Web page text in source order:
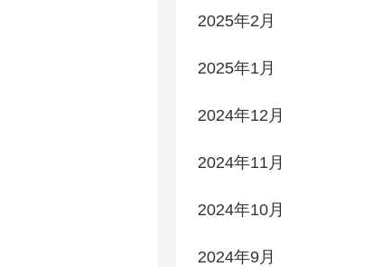
2025年2月
2025年1月
2024年12月
2024年11月
2024年10月
2024年9月